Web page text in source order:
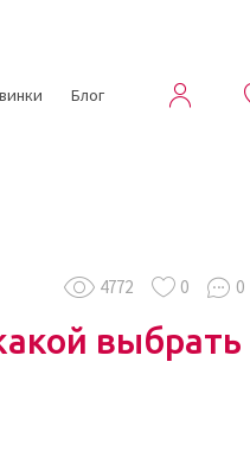
Блог
4772 0 0
выбрать